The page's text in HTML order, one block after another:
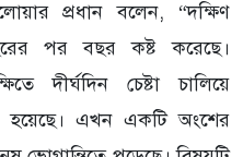
প্রধান বলেন, “দক্ষিণ
পর বছর কষ্ট করেছে।
দীর্ঘদিন চেষ্টা চালিয়ে
এখন একটি অংশের